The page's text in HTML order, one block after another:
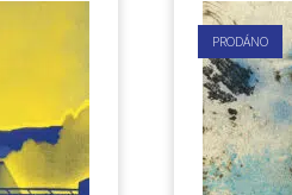
PRODÁNO